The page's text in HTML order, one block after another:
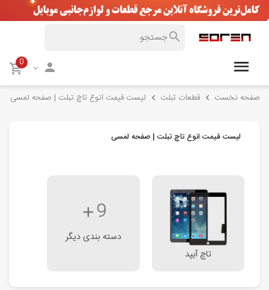
0
صفحه نخست قطعات تبلت لیست قیمت انوع تاچ تبلت | صفحه لمسی
لیست قیمت انوع تاچ تبلت | صفحه لمسی
تاچ آیپد
9
دسته بندی دیگر